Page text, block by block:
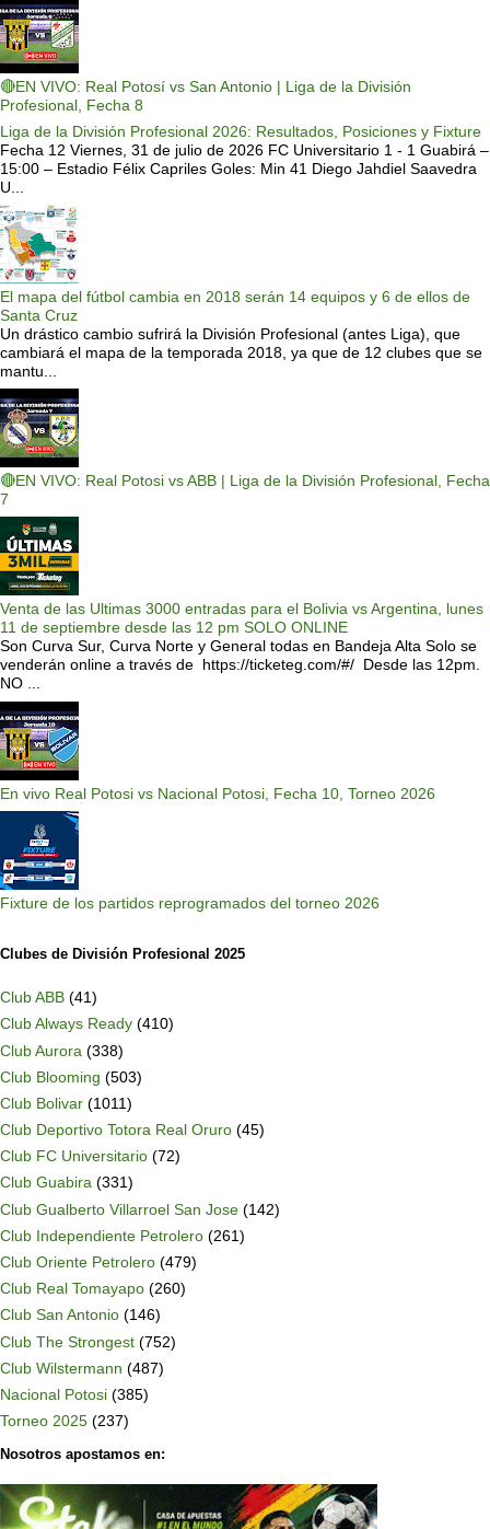
🔴EN VIVO: Real Potosí vs San Antonio | Liga de la División
Profesional, Fecha 8
Liga de la División Profesional 2026: Resultados, Posiciones y Fixture
Fecha 12 Viernes, 31 de julio de 2026 FC Universitario 1 - 1 Guabirá –
15:00 – Estadio Félix Capriles Goles: Min 41 Diego Jahdiel Saavedra
U...
El mapa del fútbol cambia en 2018 serán 14 equipos y 6 de ellos de
Santa Cruz
Un drástico cambio sufrirá la División Profesional (antes Liga), que
cambiará el mapa de la temporada 2018, ya que de 12 clubes que se
mantu...
🔴EN VIVO: Real Potosi vs ABB | Liga de la División Profesional, Fecha
7
Venta de las Ultimas 3000 entradas para el Bolivia vs Argentina, lunes
11 de septiembre desde las 12 pm SOLO ONLINE
Son Curva Sur, Curva Norte y General todas en Bandeja Alta Solo se
venderán online a través de https://ticketeg.com/#/ Desde las 12pm.
NO ...
En vivo Real Potosi vs Nacional Potosi, Fecha 10, Torneo 2026
Fixture de los partidos reprogramados del torneo 2026
Clubes de División Profesional 2025
Club ABB (41)
Club Always Ready (410)
Club Aurora (338)
Club Blooming (503)
Club Bolivar (1011)
Club Deportivo Totora Real Oruro (45)
Club FC Universitario (72)
Club Guabira (331)
Club Gualberto Villarroel San Jose (142)
Club Independiente Petrolero (261)
Club Oriente Petrolero (479)
Club Real Tomayapo (260)
Club San Antonio (146)
Club The Strongest (752)
Club Wilstermann (487)
Nacional Potosi (385)
Torneo 2025 (237)
Nosotros apostamos en: